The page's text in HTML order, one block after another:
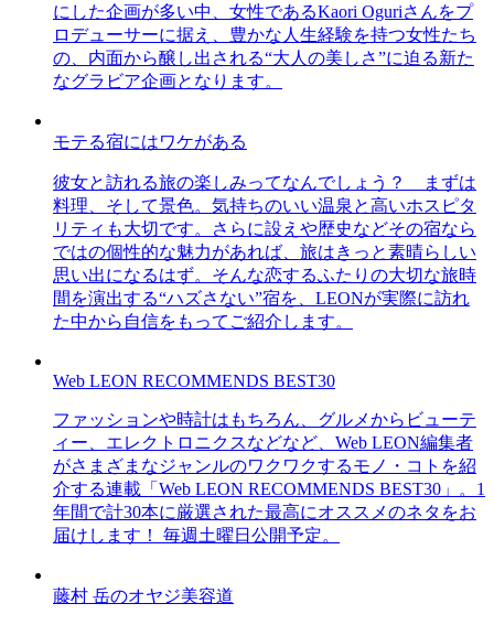
にした企画が多い中、女性であるKaori Oguriさんをプ
ロデューサーに据え、豊かな人生経験を持つ女性たち
の、内面から醸し出される“大人の美しさ”に迫る新た
なグラビア企画となります。
モテる宿にはワケがある
彼女と訪れる旅の楽しみってなんでしょう？ まずは
料理、そして景色。気持ちのいい温泉と高いホスピタ
リティも大切です。さらに設えや歴史などその宿なら
ではの個性的な魅力があれば、旅はきっと素晴らしい
思い出になるはず。そんな恋するふたりの大切な旅時
間を演出する“ハズさない”宿を、LEONが実際に訪れ
た中から自信をもってご紹介します。
Web LEON RECOMMENDS BEST30
ファッションや時計はもちろん、グルメからビューテ
ィー、エレクトロニクスなどなど、Web LEON編集者
がさまざまなジャンルのワクワクするモノ・コトを紹
介する連載「Web LEON RECOMMENDS BEST30」。1
年間で計30本に厳選された最高にオススメのネタをお
届けします！ 毎週土曜日公開予定。
藤村 岳のオヤジ美容道